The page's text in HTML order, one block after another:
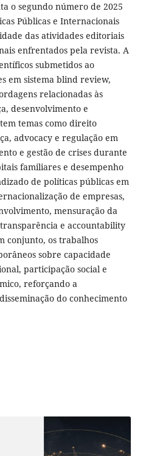
o segundo número de 2025
Públicas e Internacionais
das atividades editoriais
enfrentados pela revista. A
submetidos ao
em sistema blind review,
relacionadas às
desenvolvimento e
temas como direito
advocacy e regulação em
e gestão de crises durante
familiares e desempenho
de políticas públicas em
de empresas,
mensuração da
e accountability
conjunto, os trabalhos
sobre capacidade
participação social e
reforçando a
do conhecimento